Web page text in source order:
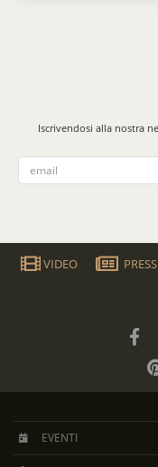
Iscrivendosi alla nostra
VIDEO PRESS
EVENTI